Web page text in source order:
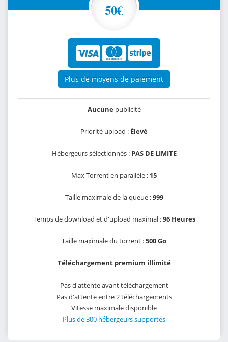
50€
Plus de moyens de paiement
Aucunepublicité
Priorité upload : Élevé
Hébergeurs sélectionnés : PAS DE LIMITE
Max Torrent en parallèle : 15
Taille maximale de la queue :999
Temps de download et d'upload maximal :96 Heures
Taille maximale du torrent :500 Go
Téléchargement premium illimité
Pas d'attente avant téléchargement
Pas d'attente entre 2 téléchargements
Vitesse maximale disponible
Plus de 300 hébergeurs supportés